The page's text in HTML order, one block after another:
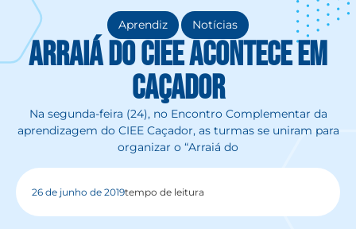
Aprendiz , Notícias
Arraiá do CIEE acontece em
Caçador
Na segunda-feira (24), no Encontro Complementar da
aprendizagem do CIEE Caçador, as turmas se uniram para
organizar o “Arraiá do
26 de junho de 2019tempo de leitura